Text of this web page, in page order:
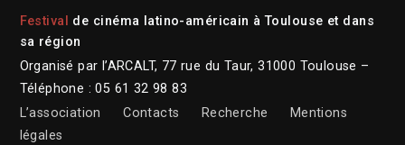
Festival
de cinéma latino-américain à Toulouse et dans
sa région
Organisé par l’ARCALT, 77 rue du Taur, 31000 Toulouse –
Téléphone : 05 61 32 98 83
L’association
Contacts Recherche
Mentions
légales